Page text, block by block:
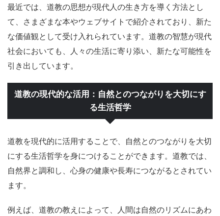
最近では、道教の思想が現代人の生き方を導く方法とし
て、さまざまな本やウェブサイトで紹介されており、新た
な価値観として受け入れられています。道教の智慧が現代
社会においても、人々の生活に寄り添い、新たな可能性を
引き出しています。
道教の現代的な活用：自然とのつながりを大切にす
る生活哲学
道教を現代的に活用することで、自然とのつながりを大切
にする生活哲学を身につけることができます。道教では、
自然界と調和し、心身の健康や長寿につながるとされてい
ます。
例えば、道教の教えによって、人間は自然のリズムにあわ